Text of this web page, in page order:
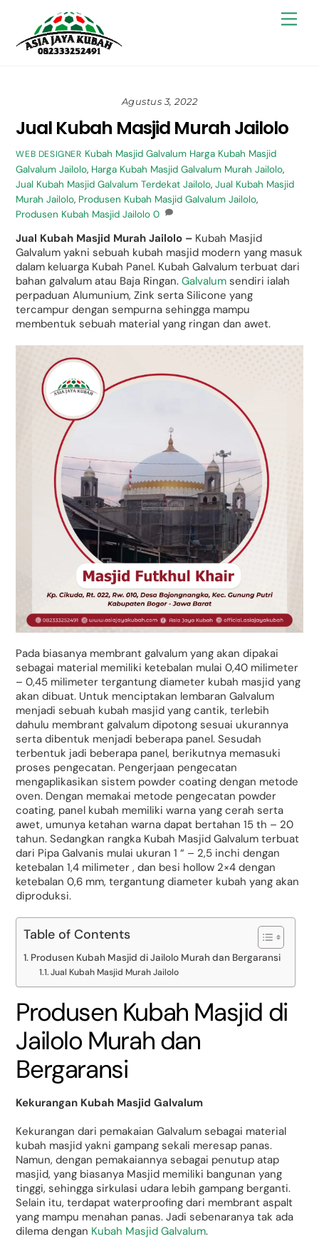
content
Agustus 3, 2022
Jual Kubah Masjid Murah Jailolo
WEB DESIGNER Kubah Masjid Galvalum Harga Kubah Masjid
Galvalum Jailolo, Harga Kubah Masjid Galvalum Murah Jailolo,
Jual Kubah Masjid Galvalum Terdekat Jailolo,Jual Kubah Masjid
Murah Jailolo, Produsen Kubah Masjid Galvalum Jailolo,
Produsen Kubah Masjid Jailolo 0
Jual Kubah Masjid Murah Jailolo – Kubah Masjid
Galvalum yakni sebuah kubah masjid modern yang masuk
dalam keluarga Kubah Panel. Kubah Galvalum terbuat dari
bahan galvalum atau Baja Ringan.Galvalum sendiri ialah
perpaduan Alumunium, Zink serta Silicone yang
tercampur dengan sempurna sehingga mampu
membentuk sebuah material yang ringan dan awet.
Pada biasanya membrant galvalum yang akan dipakai
sebagai material memiliki ketebalan mulai 0,40 milimeter
– 0,45 milimeter tergantung diameter kubah masjid yang
akan dibuat. Untuk menciptakan lembaran Galvalum
menjadi sebuah kubah masjid yang cantik, terlebih
dahulu membrant galvalum dipotong sesuai ukurannya
serta dibentuk menjadi beberapa panel. Sesudah
terbentuk jadi beberapa panel, berikutnya memasuki
proses pengecatan. Pengerjaan pengecatan
mengaplikasikan sistem powder coating dengan metode
oven. Dengan memakai metode pengecatan powder
coating, panel kubah memiliki warna yang cerah serta
awet, umunya ketahan warna dapat bertahan 15 th – 20
tahun. Sedangkan rangka Kubah Masjid Galvalum terbuat
dari Pipa Galvanis mulai ukuran 1 “ – 2,5 inchi dengan
ketebalan 1,4 milimeter , dan besi hollow 2×4 dengan
ketebalan 0,6 mm, tergantung diameter kubah yang akan
diproduksi.
Table of Contents
Produsen Kubah Masjid di Jailolo Murah dan Bergaransi
Jual Kubah Masjid Murah Jailolo
Produsen Kubah Masjid di
Jailolo Murah dan
Bergaransi
Kekurangan Kubah Masjid Galvalum
Kekurangan dari pemakaian Galvalum sebagai material
kubah masjid yakni gampang sekali meresap panas.
Namun, dengan pemakaiannya sebagai penutup atap
masjid, yang biasanya Masjid memiliki bangunan yang
tinggi, sehingga sirkulasi udara lebih gampang berganti.
Selain itu, terdapat waterproofing dari membrant aspalt
yang mampu menahan panas. Jadi sebenaranya tak ada
dilema dengan Kubah Masjid Galvalum.